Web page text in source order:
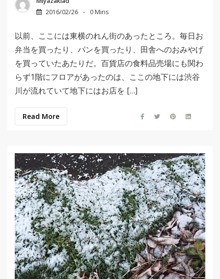
2016/02/26
0 Mins
以前、ここには東横のれん街のあったところ。毎日お
弁当を買ったり、パンを買ったり、田舎へのおみやげ
を買っていたあたりだ。百貨店の食料品売場にも関わ
らず1階にフロアがあったのは、ここの地下には渋谷
川が流れていて地下にはお店を […]
Read More